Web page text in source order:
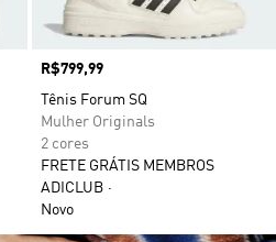
Preço
R$799,99
Tênis Forum SQ
Mulher Originals
2 cores
FRETE GRÁTIS MEMBROS
ADICLUB
Novo